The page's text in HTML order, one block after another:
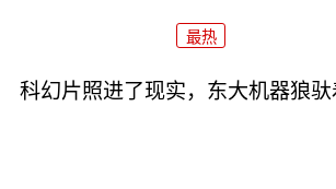
最热
科幻片照进了现实，东大机器狼驮